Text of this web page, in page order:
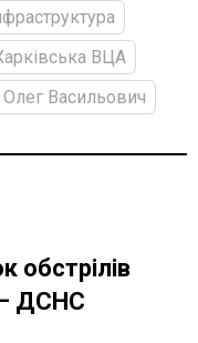
ВЦА
Васильович
обстрілів
ДСНС